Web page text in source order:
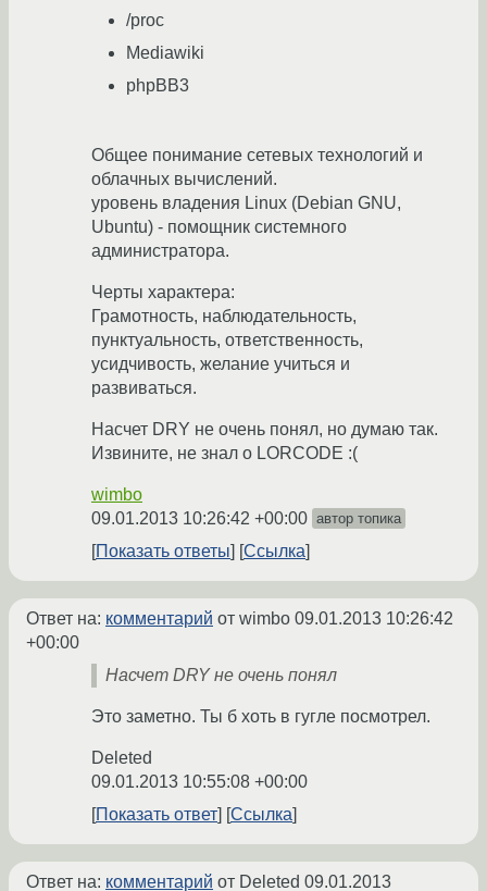
/proc
Mediawiki
phpBB3
Общее понимание сетевых технологий и
облачных вычислений.
уровень владения Linux (Debian GNU,
Ubuntu) - помощник системного
администратора.
Черты характера:
Грамотность, наблюдательность,
пунктуальность, ответственность,
усидчивость, желание учиться и
развиваться.
Насчет DRY не очень понял, но думаю так.
Извините, не знал о LORCODE :(
wimbo
09.01.2013 10:26:42 +00:00 автор топика
Показать ответы Ссылка
Ответ на: комментарий от wimbo 09.01.2013 10:26:42
+00:00
Насчет DRY не очень понял
Это заметно. Ты б хоть в гугле посмотрел.
Deleted
09.01.2013 10:55:08 +00:00
Показать ответ
Ссылка
Ответ на: комментарий от Deleted 09.01.2013